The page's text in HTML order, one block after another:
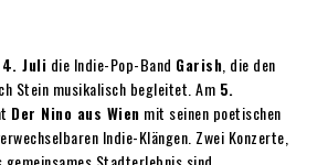
4. Juli die Indie-Pop-Band Garish , die den
Stein musikalisch begleitet. Am 5.
Der Nino aus Wien mit seinen poetischen
Indie-Klängen. Zwei Konzerte,